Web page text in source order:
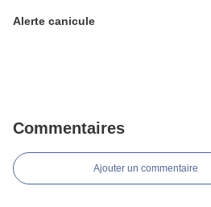
Alerte canicule
Commentaires
Ajouter un commentaire